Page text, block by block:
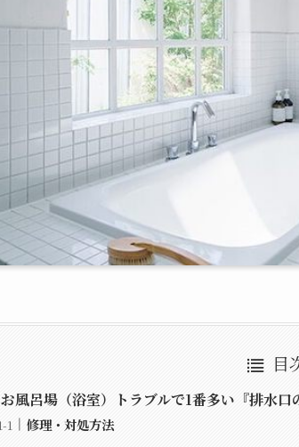
目
お風呂場（浴室）トラブルで1番多い『排水口
修理・対処方法